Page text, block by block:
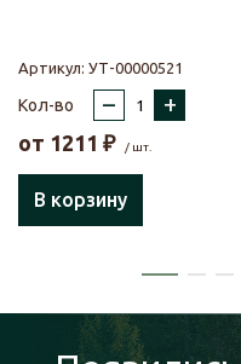
Артикул: УТ-00000521
Кол-во – +
от 1211 ₽ / шт.
В корзину